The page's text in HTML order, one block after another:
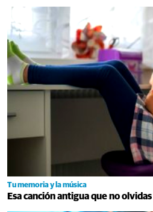
Tu memoria y la música
Esa canción antigua que no